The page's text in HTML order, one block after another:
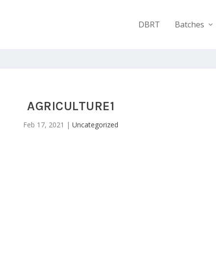
DBRT Batches
AGRICULTURE1
Feb 17, 2021 | Uncategorized